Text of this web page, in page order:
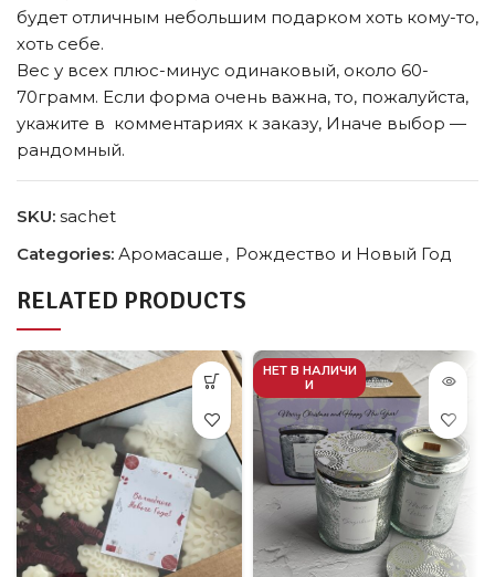
будет отличным небольшим подарком хоть кому-то,
хоть себе.
Вес у всех плюс-минус одинаковый, около 60-
70грамм. Если форма очень важна, то, пожалуйста,
укажите в комментариях к заказу, Иначе выбор —
рандомный.
SKU: sachet
Categories: Аромасаше , Рождество и Новый Год
RELATED PRODUCTS
НЕТ В НАЛИЧИ
И